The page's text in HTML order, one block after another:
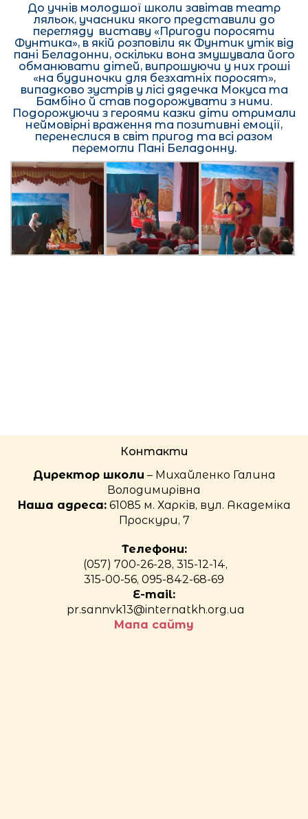
До учнів молодшої школи завітав театр
ляльок, учасники якого представили до
перегляду виставу «Пригоди поросяти
Фунтика», в якій розповіли як Фунтик утік від
пані Беладонни, оскільки вона змушувала його
обманювати дітей, випрошуючи у них гроші
«на будиночки для безхатніх поросят»,
випадково зустрів у лісі дядечка Мокуса та
Бамбіно й став подорожувати з ними.
Подорожуючи з героями казки діти отримали
неймовірні враження та позитивні емоції,
перенеслися в світ пригод та всі разом
перемогли Пані Беладонну.
Контакти
Директор школи – Михайленко Галина
Володимирівна
Наша адреса:61085 м. Харків, вул. Академіка
Проскури, 7
Телефони:
(057) 700-26-28, 315-12-14,
315-00-56, 095-842-68-69
E-mail:
pr.sannvk13@internatkh.org.ua
Мапа сайту